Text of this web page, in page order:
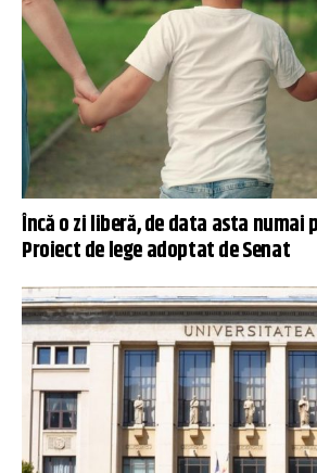
Încă o zi liberă, de data asta
Proiect de lege adoptat de Senat